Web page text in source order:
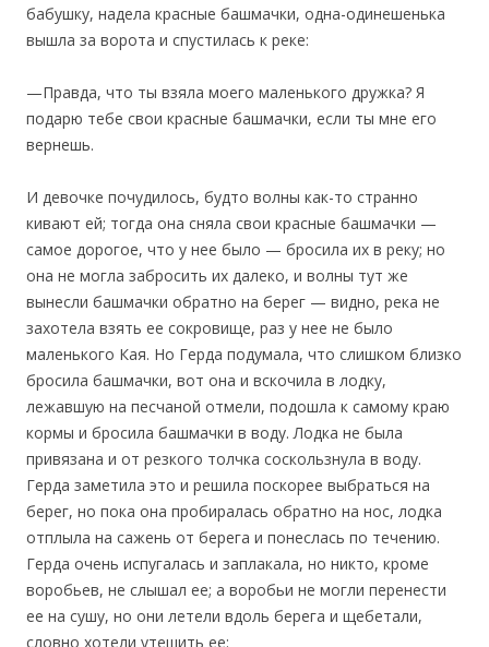
бабушку, надела красные башмачки, одна-одинешенька
вышла за ворота и спустилась к реке:
—Правда, что ты взяла моего маленького дружка? Я
подарю тебе свои красные башмачки, если ты мне его
вернешь.
И девочке почудилось, будто волны как-то странно
кивают ей; тогда она сняла свои красные башмачки —
самое дорогое, что у нее было — бросила их в реку; но
она не могла забросить их далеко, и волны тут же
вынесли башмачки обратно на берег — видно, река не
захотела взять ее сокровище, раз у нее не было
маленького Кая. Но Герда подумала, что слишком близко
бросила башмачки, вот она и вскочила в лодку,
лежавшую на песчаной отмели, подошла к самому краю
кормы и бросила башмачки в воду. Лодка не была
привязана и от резкого толчка соскользнула в воду.
Герда заметила это и решила поскорее выбраться на
берег, но пока она пробиралась обратно на нос, лодка
отплыла на сажень от берега и понеслась по течению.
Герда очень испугалась и заплакала, но никто, кроме
воробьев, не слышал ее; а воробьи не могли перенести
ее на сушу, но они летели вдоль берега и щебетали,
словно хотели утешить ее: